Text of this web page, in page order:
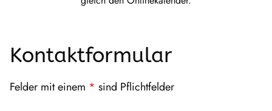
Kontaktformular
Felder mit einem * sind Pflichtfelder